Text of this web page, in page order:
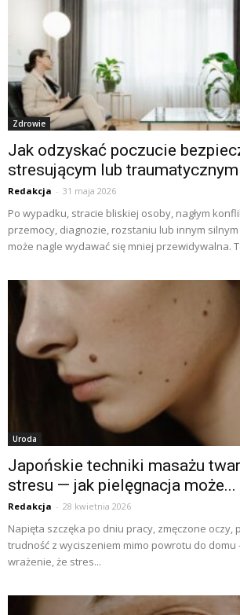
Zdrowie
Jak odzyskać poczucie
stresującym lub
Redakcja - 31 maja 2026
Po wypadku, stracie bliskiej osoby, nagłym
przemocy, diagnozie, rozstaniu lub innym
może nagle wydawać się mniej przewidywalna.
Uroda
Japońskie techniki masażu
stresu — jak pielęgnacja może...
Redakcja - 28 kwietnia 2026
Napięta szczęka po dniu pracy, zmęczone oczy,
trudność z wyciszeniem mimo powrotu do domu
wrażenie, że stres...